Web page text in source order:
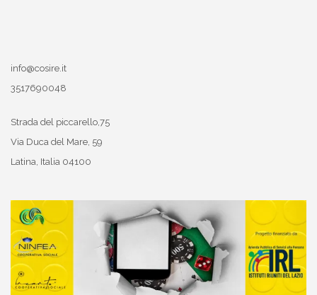
info@cosire.it
3517690048
Strada del piccarello,75
Via Duca del Mare, 59
Latina Italia 04100